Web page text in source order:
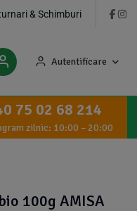
& Schimburi
Autentificare
75 02 68 214
zilnic: 10:00 – 20:00
100g AMISA